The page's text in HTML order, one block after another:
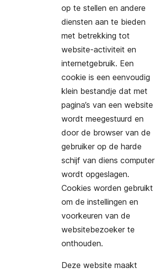
op te stellen en andere
diensten aan te bieden
met betrekking tot
website-activiteit en
internetgebruik. Een
cookie is een eenvoudig
klein bestandje dat met
pagina’s van een website
wordt meegestuurd en
door de browser van de
gebruiker op de harde
schijf van diens computer
wordt opgeslagen.
Cookies worden gebruikt
om de instellingen en
voorkeuren van de
websitebezoeker te
onthouden.
Deze website maakt